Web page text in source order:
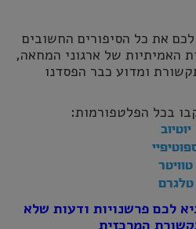
את כל הסיפורים החשובים
האמיתיות של ארגוני המחאה,
ומדוע כבר הפסדנו
בכל הפלטפורמות:
יוטיוב
טוויטר
טלגרם
לכם פרשנויות ודעות שלא